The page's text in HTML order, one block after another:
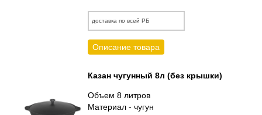
доставка по всей РБ
Описание товара
Казан чугунный 8л (без крышки)
Объем 8 литров
Материал - чугун